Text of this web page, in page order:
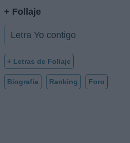
+ Follaje
Letra Yo contigo
+ Letras de Follaje
Biografía Ranking Foro